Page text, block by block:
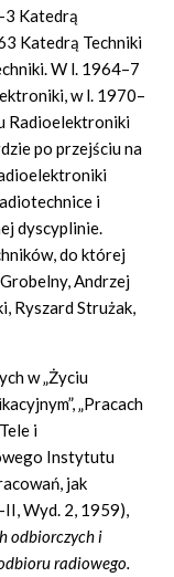
Katedrą
Katedrą Techniki
W l. 1964–7
w l. 1970–
Radioelektroniki
po przejściu na
i
dyscyplinie.
do której
Andrzej
Ryszard Strużak,
w „Życiu
„Pracach
i
Instytutu
jak
Wyd. 2, 1959),
odbiorczych i
radiowego.